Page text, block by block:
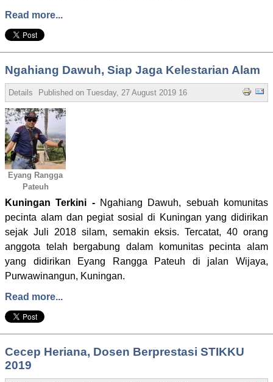
Read more...
Ngahiang Dawuh, Siap Jaga Kelestarian Alam
Details Published on Tuesday, 27 August 2019 16:18 Written by Bubud
Eyang Rangga
Pateuh
Kuningan Terkini -Ngahiang Dawuh, sebuah komunitas
pecinta alam dan pegiat sosial di Kuningan yang didirikan
sejak Juli 2018 silam, semakin eksis. Tercatat, 40 orang
anggota telah bergabung dalam komunitas pecinta alam
yang didirikan Eyang Rangga Pateuh di jalan Wijaya,
Purwawinangun, Kuningan.
Read more...
Cecep Heriana, Dosen Berprestasi STIKKU
2019